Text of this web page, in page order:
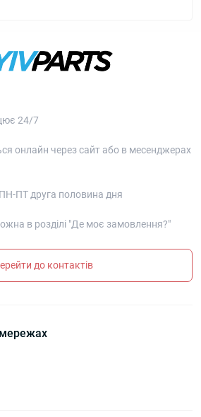
24/7
онлайн через сайт або в месенджерах
ПТ друга половина дня
в розділі "Де моє замовлення?"
до контактів